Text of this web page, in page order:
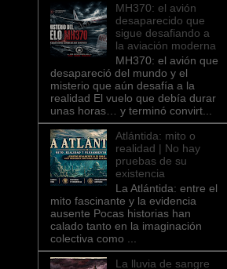
MH370: el avión
desaparecido que
sigue desafiando a
la aviación moderna
MH370: el avión que
desapareció del mundo y el
misterio que aún desafía a la
realidad El vuelo que debía durar
unas horas… y terminó convirt...
Atlántida: mito o
realidad | No hay
pruebas de su
existencia
La Atlántida: entre el
mito fascinante y la evidencia
ausente Pocas historias han
calado tanto en la imaginación
colectiva como ...
La lluvia de sangre